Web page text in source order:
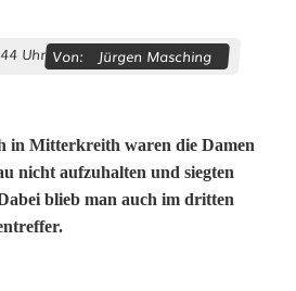
Uhr Von: Jürgen Masching
in Mitterkreith waren die Damen
nicht aufzuhalten und siegten
blieb man auch im dritten